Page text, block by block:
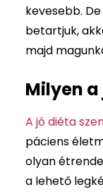
kevesebb.
betartjuk,
majd
Milyen
A jó diéta
páciens
olyan
a lehető